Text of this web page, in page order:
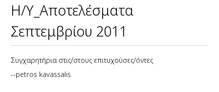
Η/Υ_Αποτελέσματα
Σεπτεμβρίου 2011
Συγχαρητήρια στις/στους επιτυχούσες/όντες
--petros kavassalis